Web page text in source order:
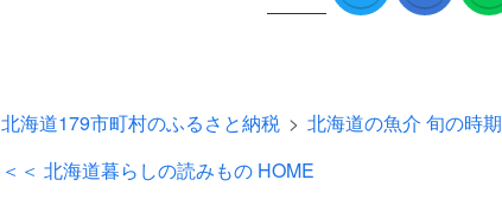
北海道179市町村のふるさと納税
北海道の魚介 旬の時期
＜＜ 北海道暮らしの読みもの HOME